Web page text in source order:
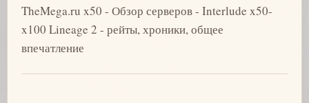
TheMega.ru x50 - Обзор серверов - Interlude x50-
x100 Lineage 2 - рейты, хроники, общее
впечатление